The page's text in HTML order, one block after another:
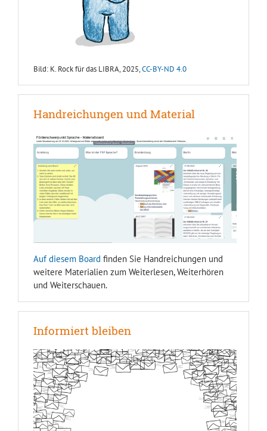
Bild: K. Rock für das LIBRA, 2025,CC-BY-ND 4.0
Handreichungen und Material
Auf diesem Board finden Sie Handreichungen und
weitere Materialien zum Weiterlesen, Weiterhören
und Weiterschauen.
Informiert bleiben